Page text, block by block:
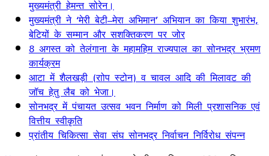
मुख्यमंत्री हेमन्त सोरेन।
मुख्यमंत्री ने ‘मेरी बेटी–मेरा अभिमान’ अभियान का किया शुभारंभ,
बेटियों के सम्मान और सशक्तिकरण पर जोर
8 अगस्त को तेलंगाना के महामहिम राज्यपाल का सोनभद्र भ्रमण
कार्यक्रम
आटा में शैलखड़ी (राोप स्टोन) व चावल आदि की मिलावट की
जॉच हेतु लैब को भेजा।
सोनभद्र में पंचायत उत्सव भवन निर्माण को मिली प्रशासनिक एवं
वित्तीय स्वीकृति
प्रांतीय चिकित्सा सेवा संघ सोनभद्र निर्वाचन निर्विरोध संपन्न